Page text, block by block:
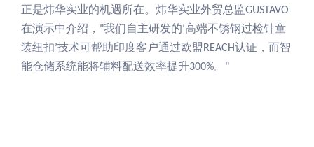
正是炜华实业的机遇所在。炜华实业外贸总监GUSTAVO
在演示中介绍， "我们自主研发的‘高端不锈钢过检针童
装纽扣’技术可帮助印度客户通过欧盟 REACH认证，而智
能仓储系统能将辅料配送效率提升300%。 "